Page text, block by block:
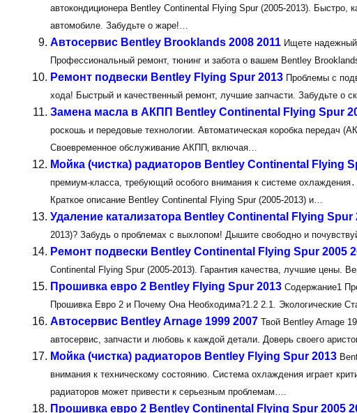
автокондиционера Bentley Continental Flying Spur (2005-2013).
автомобиле. Забудьте о жаре!…
Автосервис Bentley Brooklands 2008 2011 Ищете надежный
Профессиональный ремонт, тюнинг и забота о вашем Bentley
Ремонт подвески Bentley Flying Spur 2013 Проблемы с
хода! Быстрый и качественный ремонт, лучшие запчасти. Забудьте о
Замена масла в АКПП Bentley Continental Flying Spur
роскошь и передовые технологии. Автоматическая коробка передач
Своевременное обслуживание АКПП‚ включая…
Мойка (чистка) радиаторов Bentley Continental Flying
премиум-класса, требующий особого внимания к системе
Краткое описание Bentley Continental Flying Spur (2005-2013) и…
Удаление катализатора Bentley Continental Flying Spur
2013)? Забудь о проблемах с выхлопом! Дышите свободно и
Ремонт подвески Bentley Continental Flying Spur 2005
Continental Flying Spur (2005-2013). Гарантия качества, лучшие цены.
Прошивка евро 2 Bentley Flying Spur 2013 Содержание1
Прошивка Евро 2 и Почему Она Необходима?1.2 2.1. Экологические
Автосервис Bentley Arnage 1999 2007 Твой Bentley Arnage
автосервис, запчасти и любовь к каждой детали. Доверь своего
Мойка (чистка) радиаторов Bentley Flying Spur 2013
внимания к техническому состоянию. Система охлаждения играет
радиаторов может привести к серьезным проблемам….
Прошивка евро 2 Bentley Continental Flying Spur 2005